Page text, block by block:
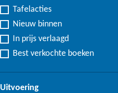
Tafelacties
Nieuw binnen
In prijs verlaagd
Best verkochte boeken
Uitvoering